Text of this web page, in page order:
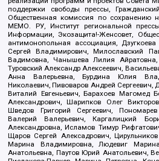
поддержки свободы прессы,
Общественная комиссия по сохранению
МЕМО. РУ, Институт региональной
Информации, Экозащита!-Женсовет,
антимонопольная ассоциация,
Сергей Владимирович, Милославский
Вадимовна, Чанышева Лилия
Туровский Александр Алексеевич,
Анна Валерьевна, Бурдина Юлия
Николаевич, Пивоваров Андрей Сергеевич,
Виталий Евгеньевич, Барахоев Магомед
Александрович, Шарипков Олег
Шведов Григорий Сергеевич,
Валерий Валерьевич, Каргалицкий
Александровна, Исламов Тимур
Щаров Сергей Алексадрович,
Марина Владимировна, Людевиг
Анатольевна, Паутов Юрий Анатольевич,